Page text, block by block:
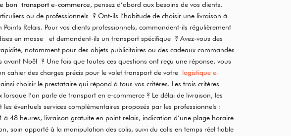
bon transport e-commerce, pensez d’abord aux besoins de vos clients.
ou de professionnels ? Ont-ils l’habitude de choisir une livraison à
Points Relais. Pour vos clients professionnels, commandent-ils régulièrement
en masse et demandent-ils un transport spécifique ? Avez-vous des
notamment pour des objets publicitaires ou des cadeaux commandés
avant Noël ? Une fois que toutes ces questions ont reçu une réponse, vous
cahier des charges précis pour le volet transport de votre logistique e-
ainsi choisir le prestataire qui répond à tous vos critères. Les trois critères
lorsque l’on parle de transport en e-commerce ? Le délai de livraison, les
les éventuels services complémentaires proposés par les professionnels :
à 48 heures, livraison gratuite en point relais, indication d’une plage horaire
soin apporté à la manipulation des colis, suivi du colis en temps réel fiable